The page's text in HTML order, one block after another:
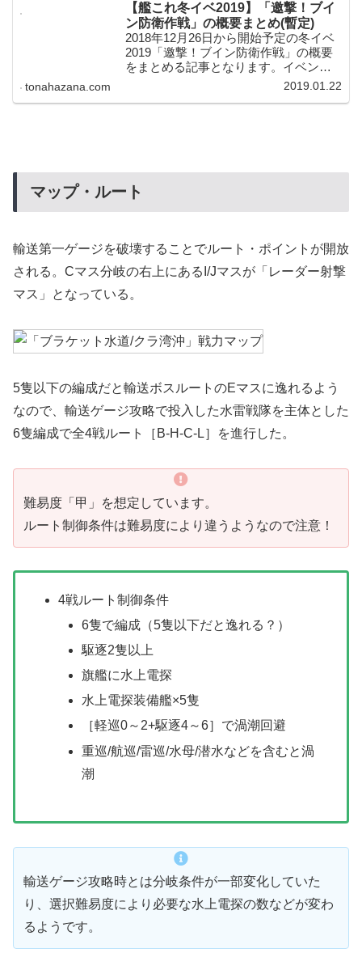
【艦これ冬イベ2019】「邀撃！ブイ
ン防衛作戦」の概要まとめ(暫定)
2018年12月26日から開始予定の冬イベ
2019「邀撃！ブイン防衛作戦」の概要
をまとめる記事となります。イベント
開始前からの暫定的な情報となるの
tonahazana.com 2019.01.22
マップ・ルート
輸送第一ゲージを破壊することでルート・ポイントが開放
される。Cマス分岐の右上にあるI/Jマスが「レーダー射撃
マス」となっている。
5隻以下の編成だと輸送ボスルートのEマスに逸れるよう
なので、輸送ゲージ攻略で投入した水雷戦隊を主体とした
6隻編成で全4戦ルート［B-H-C-L］を進行した。
難易度「甲」を想定しています。
ルート制御条件は難易度により違うようなので注意！
4戦ルート制御条件
6隻で編成（5隻以下だと逸れる？）
駆逐2隻以上
旗艦に水上電探
水上電探装備艦×5隻
［軽巡0～2+駆逐4～6］で渦潮回避
重巡/航巡/雷巡/水母/潜水などを含むと渦
潮
輸送ゲージ攻略時とは分岐条件が一部変化していた
り、選択難易度により必要な水上電探の数などが変わ
るようです。